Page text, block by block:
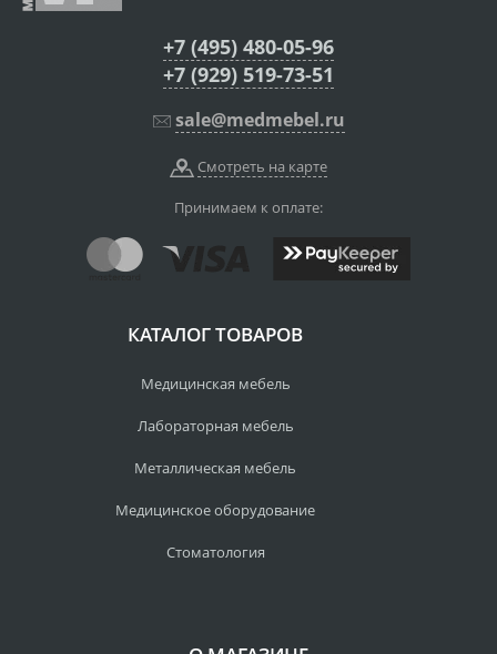
+7 (495) 480-05-96
+7 (929) 519-73-51
sale@medmebel.ru
Смотреть на карте
Принимаем к оплате:
КАТАЛОГ ТОВАРОВ
Медицинская мебель
Лабораторная мебель
Металлическая мебель
Медицинское оборудование
Стоматология